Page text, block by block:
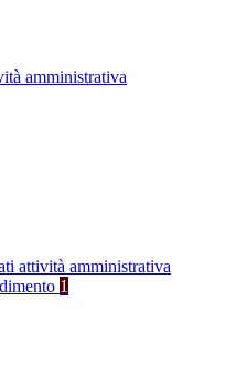
amministrativa
attività amministrativa
1